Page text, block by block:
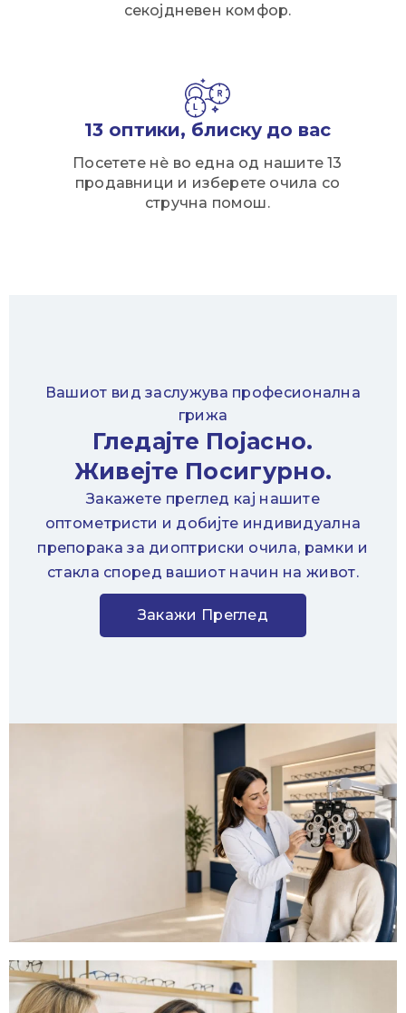
секојдневен комфор.
13 оптики, блиску до вас
Посетете нè во една од нашите 13
продавници и изберете очила со
стручна помош.
Вашиот вид заслужува професионална
грижа
Гледајте Појасно.
Живејте Посигурно.
Закажете преглед кај нашите
оптометристи и добијте индивидуална
препорака за диоптриски очила, рамки и
стакла според вашиот начин на живот.
Закажи Преглед